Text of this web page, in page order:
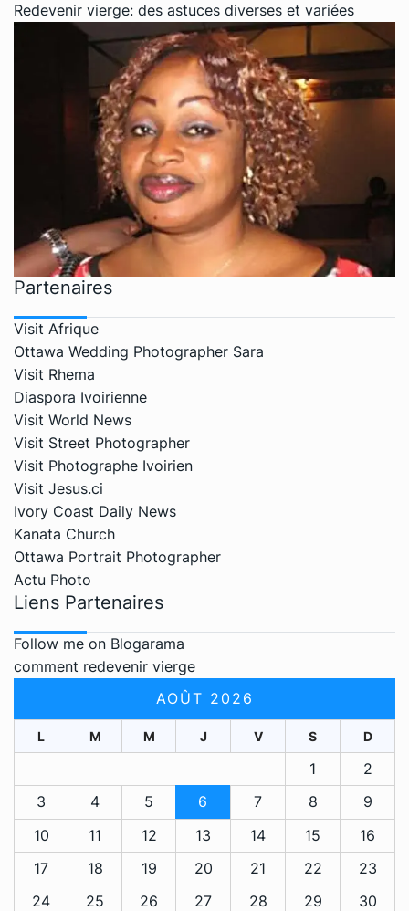
Redevenir vierge: des astuces diverses et variées
Partenaires
Visit Afrique
Ottawa Wedding Photographer Sara
Visit Rhema
Diaspora Ivoirienne
Visit World News
Visit Street Photographer
Visit Photographe Ivoirien
Visit Jesus.ci
Ivory Coast Daily News
Kanata Church
Ottawa Portrait Photographer
Actu Photo
Liens Partenaires
Follow me on Blogarama
comment redevenir vierge
AOÛT 2026
L M M J V S D
1
2
3
4 5 6 7 8
9
10
11 12 13 14 15
16
17
18 19 20 21 22
23
24
25 26 27 28 29
30